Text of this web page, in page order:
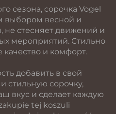
сезона, сорочка Vogel
выбором весной и
не стесняет движений и
мероприятий. Стильно
и комфорт.
добавить в свой
стильную сорочку,
вкус и сделает каждую
tej koszuli